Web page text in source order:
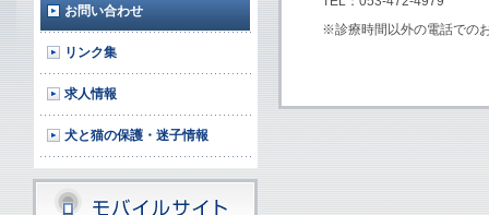
※診療時間以外の電話での
お問い合わせ
リンク集
求人情報
犬と猫の保護・迷子情報